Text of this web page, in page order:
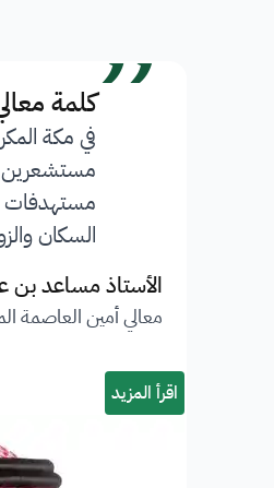
”كلمة
في مكة
مستشعرين
السكان
الأستاذ مساعد بن
معالي أمين العاصمة